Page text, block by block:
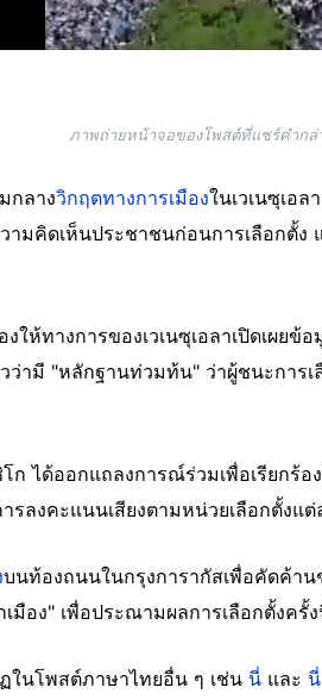
ภาพถ่ายหน้าจอของโพสต์ที่แชร์คำกล่
กลางวิกฤตทางการเมืองในเวเนซุเอ
มคิดเห็นประชาชนก่อนการเลือกตั้ง
ให้ทางการของเวเนซุเอลาเปิดเผย
ามี "หลักฐานท่วมท้น" ว่าผู้ชนะการ
ได้ออกแถลงการณ์ร่วมเพื่อเรียกร้อ
รลงคะแนนเสียงตามหน่วยเลือกตั้งแ
บนท้องถนนในกรุงการากัสเพื่อคัดค้า
มือง" เพื่อประณามผลการเลือกตั้งครั้
ในโพสต์ภาษาไทยอื่น ๆ เช่น นี่ และ นี่